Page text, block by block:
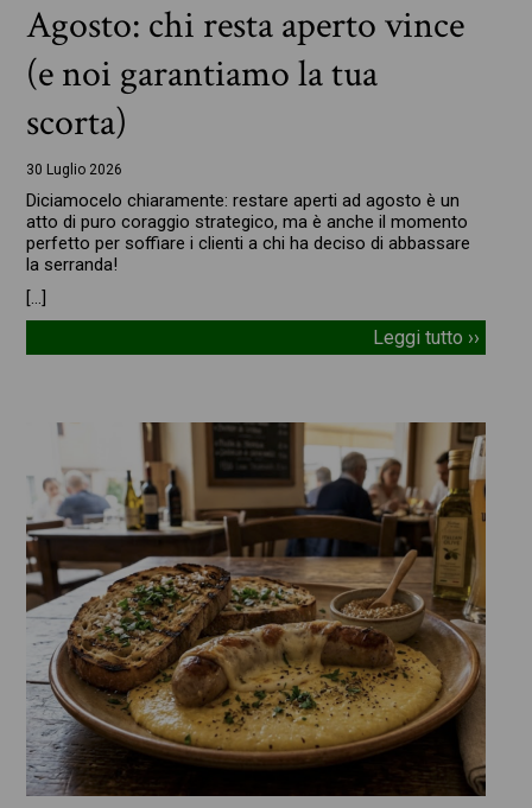
Agosto: chi resta aperto vince
(e noi garantiamo la tua
scorta)
30 Luglio 2026
Diciamocelo chiaramente: restare aperti ad agosto è un
atto di puro coraggio strategico, ma è anche il momento
perfetto per soffiare i clienti a chi ha deciso di abbassare
la serranda!
[…]
Leggi tutto ››